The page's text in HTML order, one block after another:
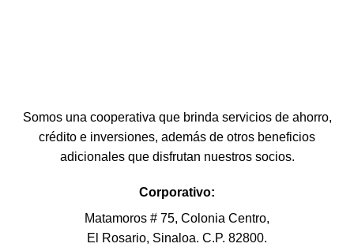
Somos una cooperativa que brinda servicios de ahorro,
crédito e inversiones, además de otros beneficios
adicionales que disfrutan nuestros socios.
Corporativo:
Matamoros # 75, Colonia Centro,
El Rosario, Sinaloa. C.P. 82800.